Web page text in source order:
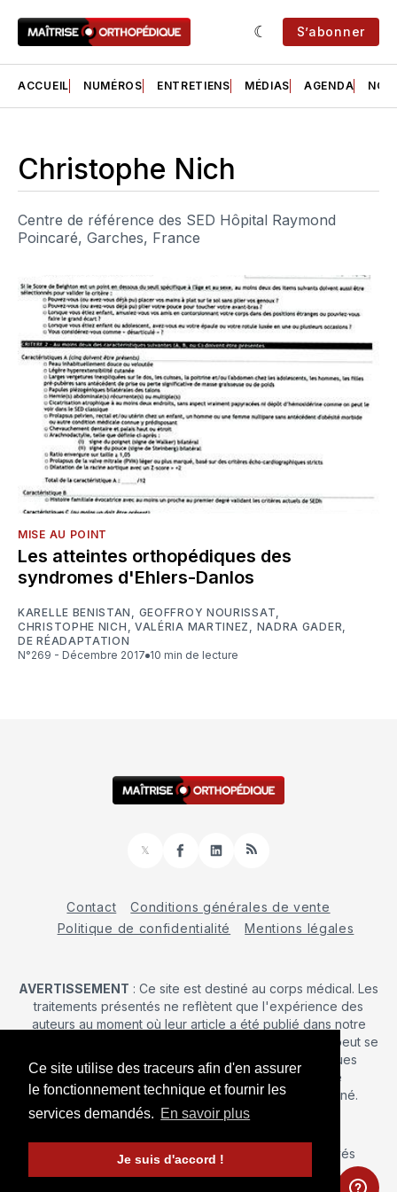
Ce site utilise des traceurs afin d'en assurer
le fonctionnement technique et fournir les
services demandés. En savoir plus
Je suis d'accord !
S’abonner
ACCUEIL NUMÉROS ENTRETIENS MÉDIAS AGENDA NOS
Christophe Nich
Centre de référence des SED Hôpital Raymond
Poincaré, Garches, France
MISE AU POINT
Les atteintes orthopédiques des
syndromes d'Ehlers-Danlos
KARELLE BENISTAN , GEOFFROY NOURISSAT,
CHRISTOPHE NICH , VALÉRIA MARTINEZ , NADRA GADER,
DE RÉADAPTATION
N°269 - Décembre 2017
10 min de lecture
𝕏
FacebookLinkedInRSS
Contact
Conditions générales de vente
Politique de confidentialité
Mentions légales
AVERTISSEMENT : Ce site est destiné au corps médical. Les
traitements présentés ne reflètent que l'expérience des
auteurs au moment où leur article a été publié dans notre
journal. La décision d’une intervention chirurgicale ne peut se
prendre qu'après un examen clinique. Les techniques
publiées ici ne sauraient justifier une quelconque
revendication de la part d'un soignant ou d'un soigné.
© 2026 Maîtrise Orthopédique – Tous droits réservés